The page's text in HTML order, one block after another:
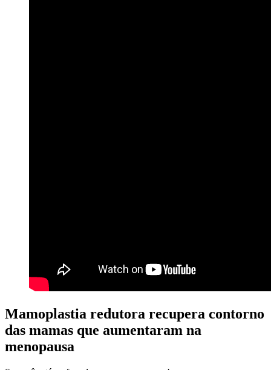
Mamoplastia redutora recupera contorno
das mamas que aumentaram na
menopausa